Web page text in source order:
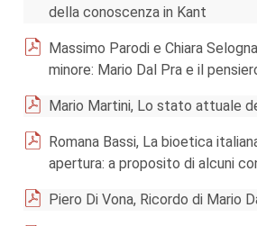
della conoscenza in Kant
Massimo Parodi e Chiara
minore: Mario Dal Pra e il
Mario Martini, Lo stato attuale
Romana Bassi, La bioetica
apertura: a proposito di alcuni
Piero Di Vona, Ricordo di Mario